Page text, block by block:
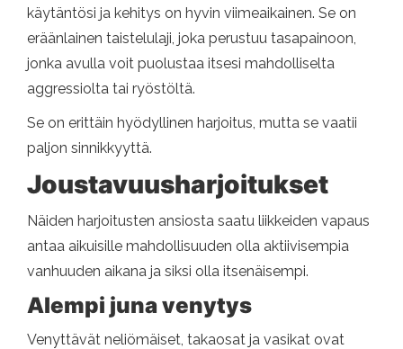
käytäntösi ja kehitys on hyvin viimeaikainen. Se on
eräänlainen taistelulaji, joka perustuu tasapainoon,
jonka avulla voit puolustaa itsesi mahdolliselta
aggressiolta tai ryöstöltä.
Se on erittäin hyödyllinen harjoitus, mutta se vaatii
paljon sinnikkyyttä.
Joustavuusharjoitukset
Näiden harjoitusten ansiosta saatu liikkeiden vapaus
antaa aikuisille mahdollisuuden olla aktiivisempia
vanhuuden aikana ja siksi olla itsenäisempi.
Alempi juna venytys
Venyttävät neliömäiset, takaosat ja vasikat ovat